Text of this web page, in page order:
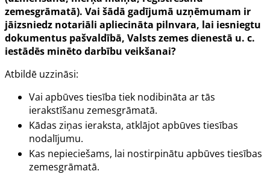
zemesgrāmatā). Vai šādā gadījumā uzņēmumam ir
jāizsniedz notariāli apliecināta pilnvara, lai iesniegtu
dokumentus pašvaldībā, Valsts zemes dienestā u. c.
iestādēs minēto darbību veikšanai?
Atbildē uzzināsi:
Vai apbūves tiesība tiek nodibināta ar tās
ierakstīšanu zemesgrāmatā.
Kādas ziņas ieraksta, atklājot apbūves tiesības
nodalījumu.
Kas nepieciešams, lai nostirpinātu apbūves tiesības
zemesgrāmatā.